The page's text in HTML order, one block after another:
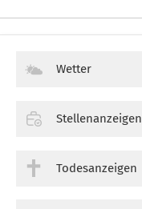
Wetter
Stellenanzeigen
Todesanzeigen